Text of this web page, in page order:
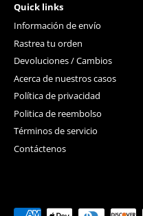
Quick links
Información de envío
Rastrea tu orden
Devoluciones / Cambios
Acerca de nuestros casos
Política de privacidad
Politica de reembolso
Términos de servicio
Contáctenos